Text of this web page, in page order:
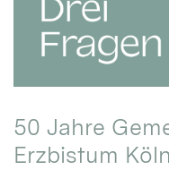
50 Jahre
Erzbistum Köln